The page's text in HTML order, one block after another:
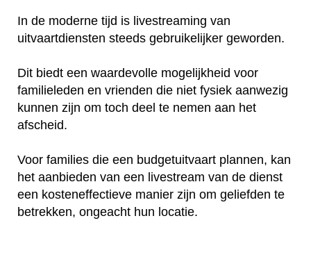
In de moderne tijd is livestreaming van
uitvaartdiensten steeds gebruikelijker geworden.
Dit biedt een waardevolle mogelijkheid voor
familieleden en vrienden die niet fysiek aanwezig
kunnen zijn om toch deel te nemen aan het
afscheid.
Voor families die een budgetuitvaart plannen, kan
het aanbieden van een livestream van de dienst
een kosteneffectieve manier zijn om geliefden te
betrekken, ongeacht hun locatie.